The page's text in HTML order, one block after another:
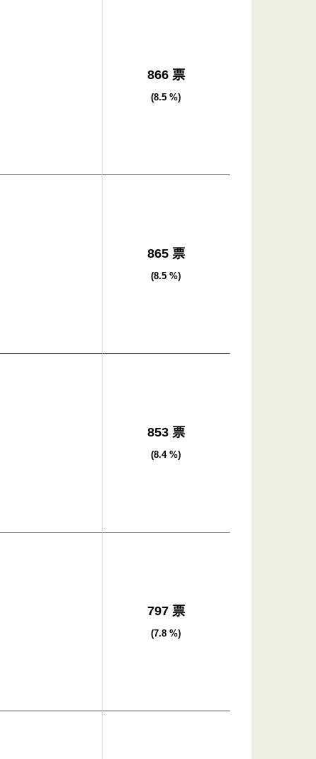
866 票
(8.5 %)
865 票
(8.5 %)
853 票
(8.4 %)
797 票
(7.8 %)